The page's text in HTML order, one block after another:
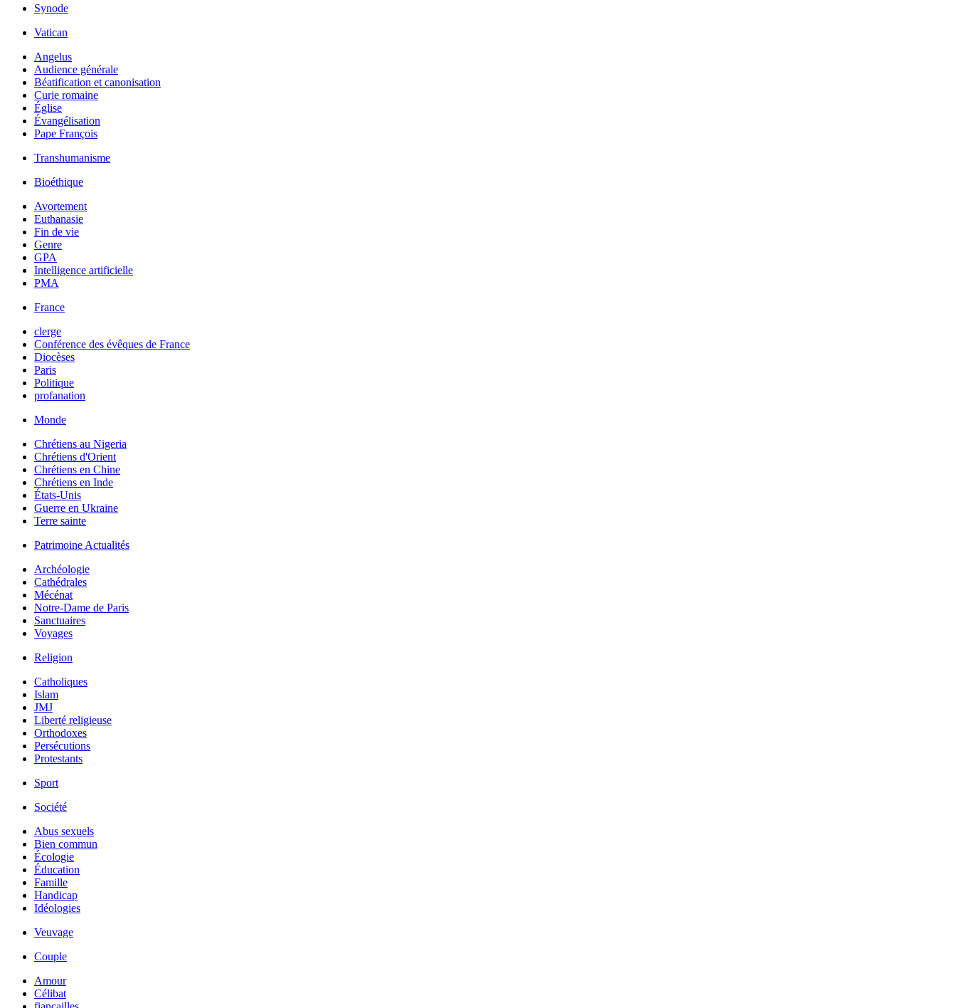
Synode
Vatican
Angelus
Audience générale
Béatification et canonisation
Curie romaine
Église
Évangélisation
Pape François
Transhumanisme
Bioéthique
Avortement
Euthanasie
Fin de vie
Genre
GPA
Intelligence artificielle
PMA
France
clerge
Conférence des évêques de France
Diocèses
Paris
Politique
profanation
Monde
Chrétiens au Nigeria
Chrétiens d'Orient
Chrétiens en Chine
Chrétiens en Inde
États-Unis
Guerre en Ukraine
Terre sainte
Patrimoine Actualités
Archéologie
Cathédrales
Mécénat
Notre-Dame de Paris
Sanctuaires
Voyages
Religion
Catholiques
Islam
JMJ
Liberté religieuse
Orthodoxes
Persécutions
Protestants
Sport
Société
Abus sexuels
Bien commun
Écologie
Éducation
Famille
Handicap
Idéologies
Veuvage
Couple
Amour
Célibat